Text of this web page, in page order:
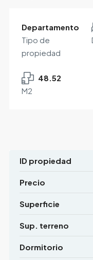
Departamento
Tipo de
propiedad
48.52
M2
ID propiedad
Precio
Superficie
Sup. terreno
Dormitorio